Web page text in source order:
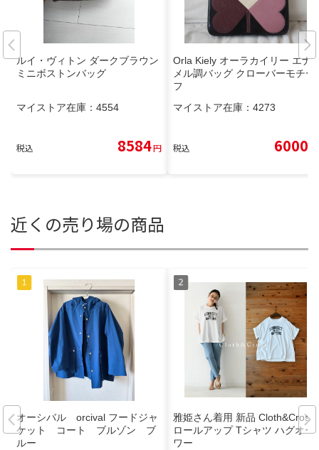
ルイ・ヴィトン ダークブラウン
ミニボストンバッグ
マイストア在庫： 4554
税込 8584円
Orla Kiely オーラカイリー エナ
メル調バッグ クローバーモチー
フ
マイストア在庫： 4273
税込 6000
近くの売り場の商品
オーシバル orcival フードジャ
ケット コート ブルゾン ブ
ルー
雅姫さん着用 新品 Cloth&Cross
ロールアップ Tシャツ ハグオー
ワー